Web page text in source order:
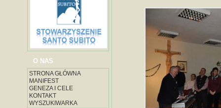
O NAS
STRONA GŁÓWNA
MANIFEST
GENEZA I CELE
KONTAKT
WYSZUKIWARKA